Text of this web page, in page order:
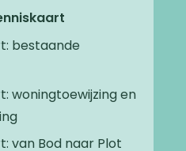
bestaande
woningtoewijzing en
van Bod naar Plot